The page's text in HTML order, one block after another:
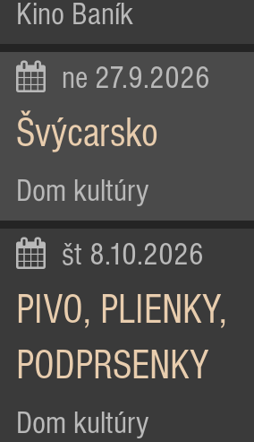
Kino Baník
ne 27.9.2026
Švýcarsko
Dom kultúry
št 8.10.2026
PIVO, PLIENKY,
PODPRSENKY
Dom kultúry